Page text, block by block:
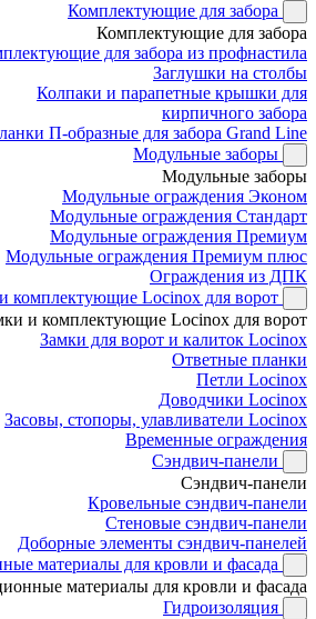
Комплектующие для забора
Комплектующие для забора
для забора из профнастила
Заглушки на столбы
Колпаки и парапетные крышки для
кирпичного забора
П-образные для забора Grand Line
Модульные заборы
Модульные заборы
Модульные ограждения Эконом
Модульные ограждения Стандарт
Модульные ограждения Премиум
Модульные ограждения Премиум плюс
Ограждения из ДПК
комплектующие Locinox для ворот
и комплектующие Locinox для ворот
Замки для ворот и калиток Locinox
Ответные планки
Петли Locinox
Доводчики Locinox
Засовы, стопоры, улавливатели Locinox
Временные ограждения
Сэндвич-панели
Сэндвич-панели
Кровельные сэндвич-панели
Стеновые сэндвич-панели
Доборные элементы сэндвич-панелей
материалы для кровли и фасада
материалы для кровли и фасада
Гидроизоляция